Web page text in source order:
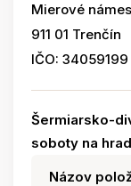
Mierové
911 01 Trenčín
IČO: 34059199
Šermiarsko-
soboty na
Názov